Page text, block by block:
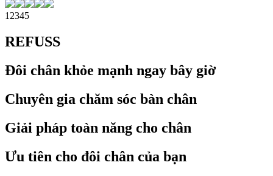
1 2345
REFUSS
Đôi chân khỏe mạnh ngay bây giờ
Chuyên gia chăm sóc bàn chân
Giải pháp toàn năng cho chân
Ưu tiên cho đôi chân của bạn